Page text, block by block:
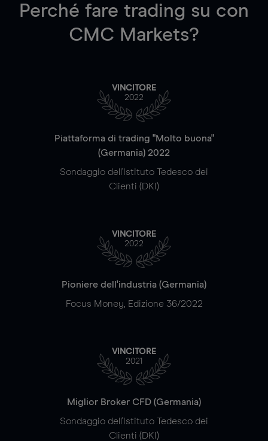
Perché fare trading su con
CMC Markets?
VINCITORE
2022
Piattaforma di trading "Molto buona"
(Germania) 2022
Sondaggio dell'Istituto Tedesco dei
Clienti (DKI)
VINCITORE
2022
Pioniere dell'industria (Germania)
Focus Money, Edizione 36/2022
VINCITORE
2021
Miglior Broker CFD (Germania)
Sondaggio dell'Istituto Tedesco dei
Clienti (DKI)